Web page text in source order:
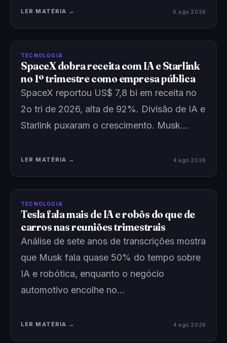
LER MATÉRIA → 6 ago 2026
TECNOLOGIA
SpaceX dobra receita com IA e Starlink
no 1º trimestre como empresa pública
SpaceX reportou US$ 7,8 bi em receita no
2o tri de 2026, alta de 92%. Divisão de IA e
Starlink puxaram o crescimento. Musk…
LER MATÉRIA → 4 ago 2026
TECNOLOGIA
Tesla fala mais de IA e robôs do que de
carros nas reuniões trimestrais
Análise de sete anos de transcrições mostra
que Musk fala quase 50% do tempo sobre
IA e robótica, enquanto o negócio
automotivo encolhe no…
LER MATÉRIA → 4 ago 2026